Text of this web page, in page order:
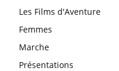
Les Films d'Aventure
Femmes
Marche
Présentations